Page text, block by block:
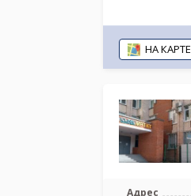
НА КАРТЕ
Адрес